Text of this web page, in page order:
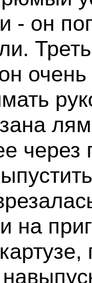
- он
очень
через
на